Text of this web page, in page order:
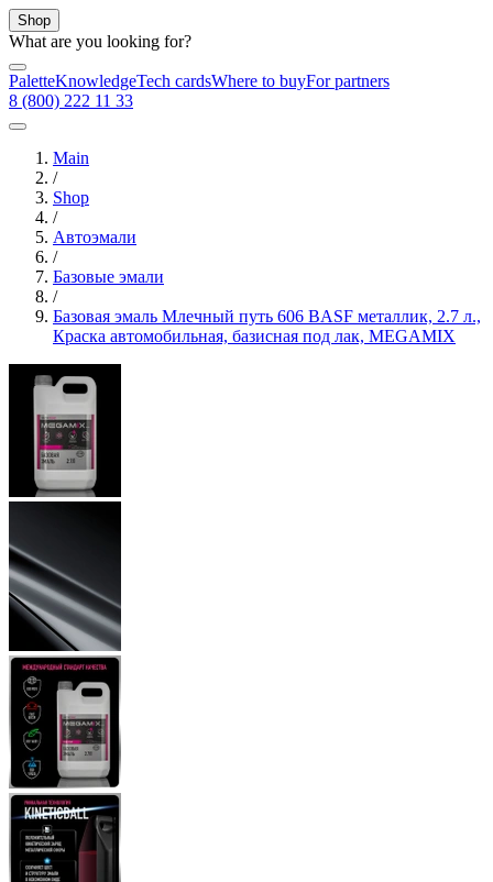
Shop
What are you looking for?
PaletteKnowledgeTech cardsWhere to buyFor partners
8 (800) 222 11 33
Main
/
Shop
/
Автоэмали
/
Базовые эмали
/
Базовая эмаль Млечный путь 606 BASF металлик, 2.7 л.,
Краска автомобильная, базисная под лак, MEGAMIX